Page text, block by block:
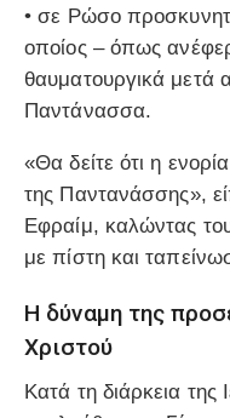
• σε Ρώσο
οποίος – όπως
θαυματουργικά
Παντάνασσα.
«Θα δείτε ότι η
της Παντανάσσης»,
Εφραίμ, καλώντας
με πίστη και
Η δύναμη της
Χριστού
Κατά τη διάρκεια